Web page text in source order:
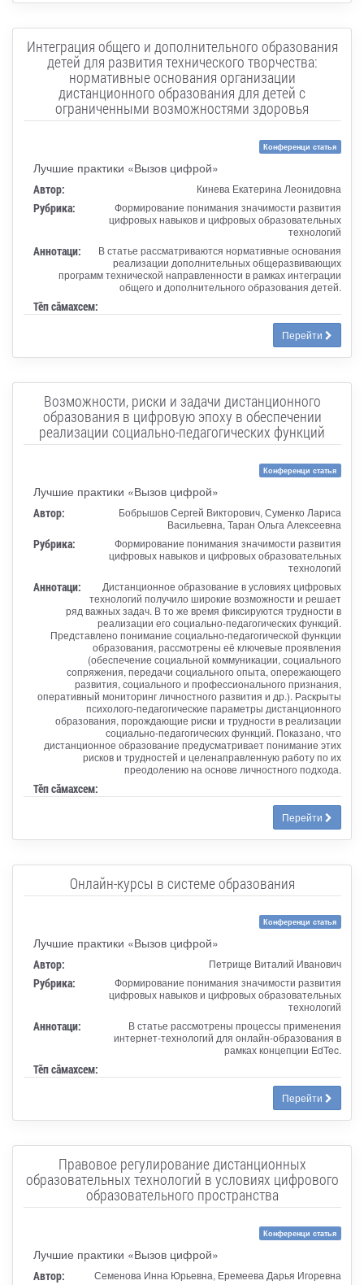
Интеграция общего и дополнительного образования
детей для развития технического творчества:
нормативные основания организации
дистанционного образования для детей с
ограниченными возможностями здоровья
Конференци статья
Лучшие практики «Вызов цифрой»
Автор: Кинева Екатерина Леонидовна
Рубрика:
Формирование понимания значимости развития
цифровых навыков и цифровых образовательных
технологий
Аннотаци:
В статье рассматриваются нормативные основания
реализации дополнительных общеразвивающих
программ технической направленности в рамках интеграции
общего и дополнительного образования детей.
Тӗп сӑмахсем:
Перейти
Возможности, риски и задачи дистанционного
образования в цифровую эпоху в обеспечении
реализации социально-педагогических функций
Конференци статья
Лучшие практики «Вызов цифрой»
Автор:
Бобрышов Сергей Викторович, Суменко Лариса
Васильевна, Таран Ольга Алексеевна
Рубрика:
Формирование понимания значимости развития
цифровых навыков и цифровых образовательных
технологий
Аннотаци:
Дистанционное образование в условиях цифровых
технологий получило широкие возможности и решает
ряд важных задач. В то же время фиксируются трудности в
реализации его социально-педагогических функций.
Представлено понимание социально-педагогической функции
образования, рассмотрены её ключевые проявления
(обеспечение социальной коммуникации, социального
сопряжения, передачи социального опыта, опережающего
развития, социального и профессионального признания,
оперативный мониторинг личностного развития и др.). Раскрыты
психолого-педагогические параметры дистанционного
образования, порождающие риски и трудности в реализации
социально-педагогических функций. Показано, что
дистанционное образование предусматривает понимание этих
рисков и трудностей и целенаправленную работу по их
преодолению на основе личностного подхода.
Тӗп сӑмахсем:
Перейти
Онлайн-курсы в системе образования
Конференци статья
Лучшие практики «Вызов цифрой»
Автор: Петрище Виталий Иванович
Рубрика:
Формирование понимания значимости развития
цифровых навыков и цифровых образовательных
технологий
Аннотаци:
В статье рассмотрены процессы применения
интернет-технологий для онлайн-образования в
рамках концепции EdTec.
Тӗп сӑмахсем:
Перейти
Правовое регулирование дистанционных
образовательных технологий в условиях цифрового
образовательного пространства
Конференци статья
Лучшие практики «Вызов цифрой»
Автор: Семенова Инна Юрьевна, Еремеева Дарья Игоревна